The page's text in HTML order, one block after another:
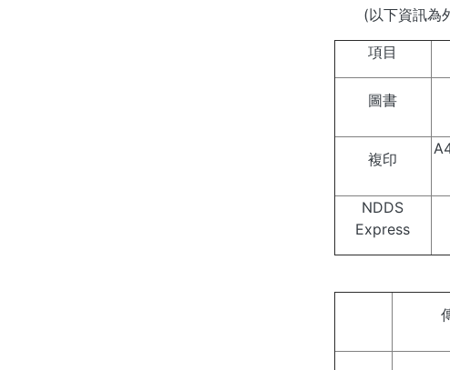
(以下資訊為外
項目
圖書
複印
NDDS
Express